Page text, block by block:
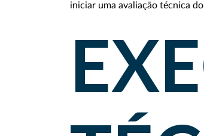
iniciar uma avaliação técnica